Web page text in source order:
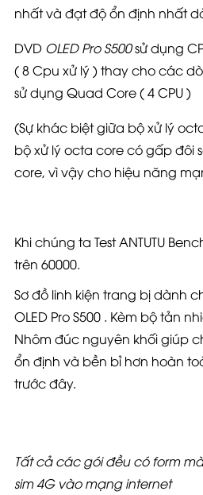
nhất và đạt độ ổn định nhất
DVD OLED Pro S500sử dụng
( 8 Cpu xử lý ) thay cho các
sử dụng Quad Core ( 4 CPU )
(Sự khác biệt giữa bộ xử lý
bộ xử lý octa core có gấp đôi
core, vì vậy cho hiệu năng
Khi chúng ta Test ANTUTU
trên 60000.
Sơ đồ linh kiện trang bị dành
OLED Pro S500 . Kèm bộ tản
Nhôm đúc nguyên khối giúp
ổn định và bền bỉ hơn hoàn
trước đây.
Tất cả các gói đều có form
sim 4G vào mạng internet